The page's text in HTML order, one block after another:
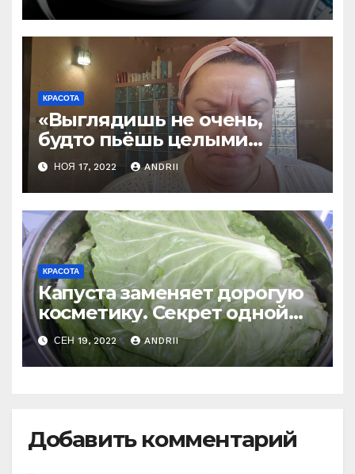
КРАСОТА
«Выглядишь не очень,
будто пьёшь целыми
днями»: такие 3 вещи
нужно делать с утра, чтобы
снимать отёки (по совету
косметолога)
НОЯ 17, 2022 ANDRII
КРАСОТА
Капуста заменяет дорогую
косметику. Секрет одной
француженки
СЕН 19, 2022 ANDRII
Добавить комментарий